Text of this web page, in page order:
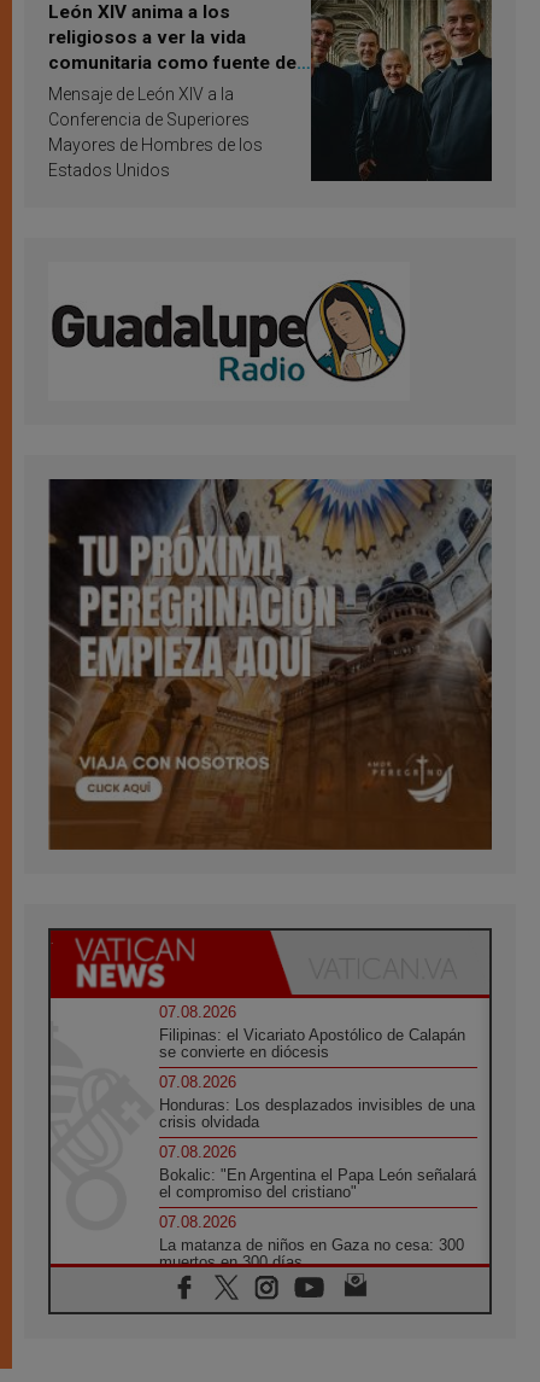
León XIV anima a los
religiosos a ver la vida
comunitaria como fuente de
inspiración y santificación
Mensaje de León XIV a la
Conferencia de Superiores
Mayores de Hombres de los
Estados Unidos
07.08.2026
Filipinas: el Vicariato Apostólico de Calapán
se convierte en diócesis
07.08.2026
Honduras: Los desplazados invisibles de una
crisis olvidada
07.08.2026
Bokalic: "En Argentina el Papa León señalará
el compromiso del cristiano"
07.08.2026
La matanza de niños en Gaza no cesa: 300
muertos en 300 días
07.08.2026
Tagle: La guerra desfigura el mundo, solo la